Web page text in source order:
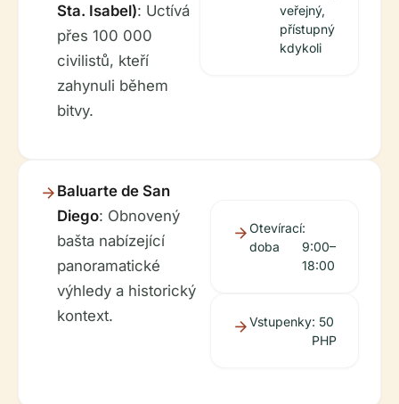
Sta. Isabel): Uctívá
přes 100 000
civilistů, kteří
zahynuli během
bitvy.
veřejný,
přístupný
kdykoli
Baluarte de San
Diego: Obnovený
bašta nabízející
panoramatické
výhledy a historický
kontext.
Otevírací
doba
:
9:00–
18:00
Vstupenky: 50
PHP